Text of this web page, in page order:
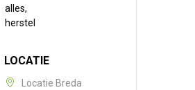
alles,
herstel
LOCATIE
Locatie Breda